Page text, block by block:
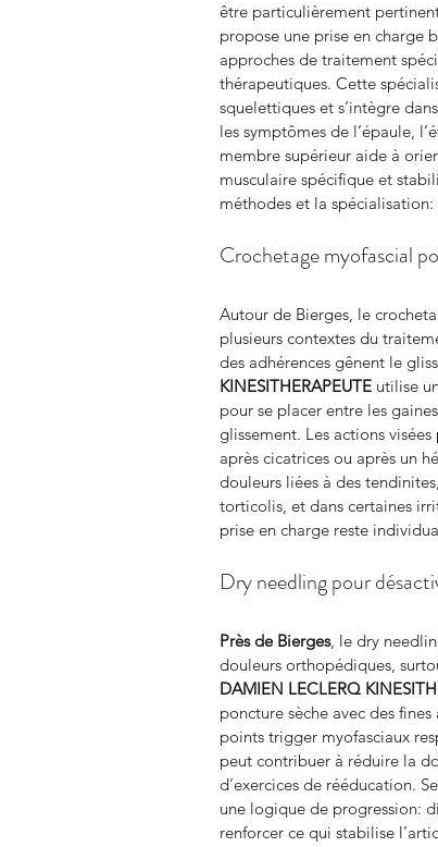
être particulièrement
propose une prise en charge
approches de traitement
thérapeutiques. Cette
squelettiques et s’intègre
les symptômes de l’épaule,
membre supérieur aide à
musculaire spécifique et
méthodes et la spécialisation:
Crochetage myofascial
Autour de Bierges, le
plusieurs contextes du
des adhérences gênent le
KINESITHERAPEUTE utilise
pour se placer entre les
glissement. Les actions
après cicatrices ou après un
douleurs liées à des
torticolis, et dans certaines
prise en charge reste
Dry needling pour
Près de Bierges, le dry
douleurs orthopédiques,
DAMIEN LECLERQ
poncture sèche avec des
points trigger myofasciaux
peut contribuer à réduire la
d’exercices de rééducation.
une logique de progression:
renforcer ce qui stabilise